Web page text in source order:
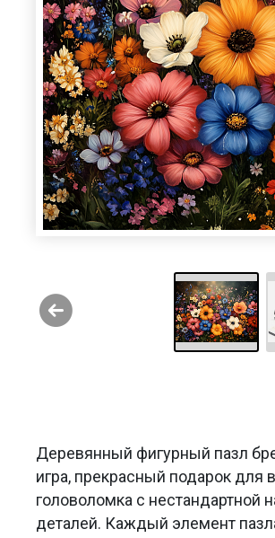
Деревянный фигурный пазл
игра, прекрасный подарок для
головоломка с нестандартной
деталей. Каждый элемент